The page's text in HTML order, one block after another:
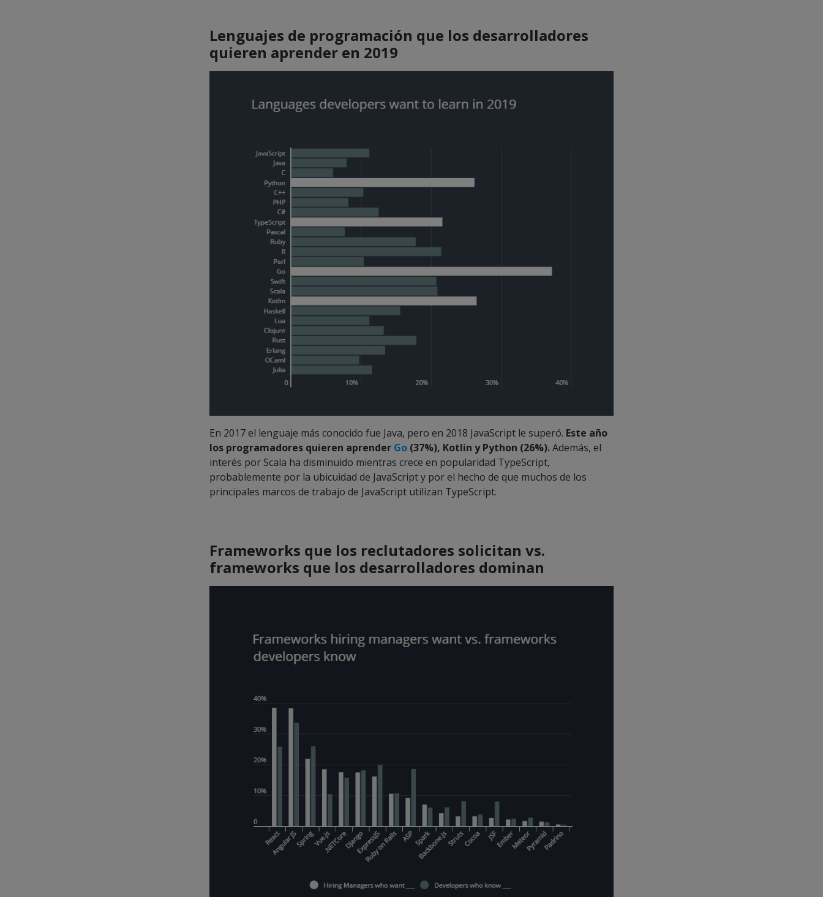
Lenguajes de programación que los desarrolladores
quieren aprender en 2019
En 2017 el lenguaje más conocido fue Java, pero en 2018 JavaScript le superó. Este año
los programadores quieren aprender Go (37%), Kotlin y Python (26%).Además, el
interés por Scala ha disminuido mientras crece en popularidad TypeScript,
probablemente por la ubicuidad de JavaScript y por el hecho de que muchos de los
principales marcos de trabajo de JavaScript utilizan TypeScript.
Frameworks que los reclutadores solicitan vs.
frameworks que los desarrolladores dominan